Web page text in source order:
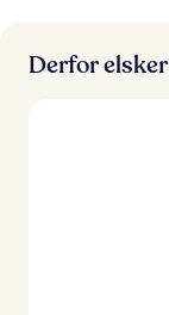
Derfor